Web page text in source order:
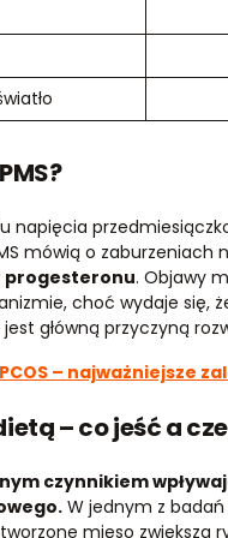
napięcia
mówią o
progesteronu. Objawy
choć wydaje się,
główną przyczyną
– najważniejsze
– co jeść a
czynnikiem
W jednym z badań
mięso zwiększa